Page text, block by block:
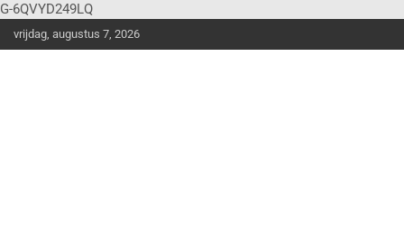
G-6QVYD249LQ
vrijdag, augustus 7, 2026